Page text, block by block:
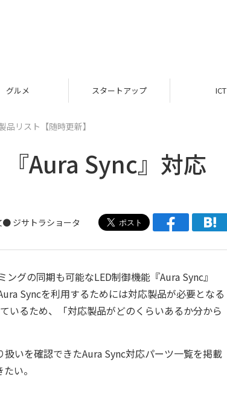
グルメ スタートアップ ICT
リスト【随時更新】
Aura Sync』対応
●ジサトラショータ
グの同期も可能なLED制御機能『Aura Sync』
Syncを利用するためには対応製品が必要となる
いるため、「対応製品がどのくらいあるか分から
いを確認できたAura Sync対応パーツ一覧を掲載
い。